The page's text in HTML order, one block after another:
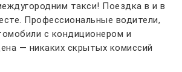
такси! Поездка в и в
Профессиональные водители,
с кондиционером и
— никаких скрытых комиссий